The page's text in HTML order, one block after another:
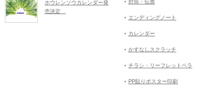
ホウレンソウカレンダー発
売決定
封筒・伝票
エンディングノート
カレンダー
かすなしスクラッチ
チラシ・リーフレットペラ
PP貼りポスター印刷